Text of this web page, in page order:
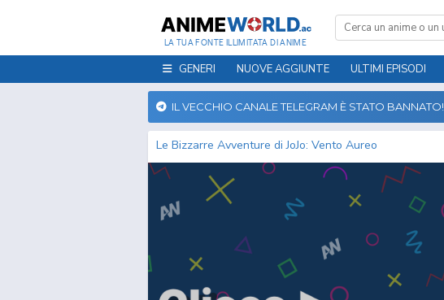
LA TUA FONTE ILLIMITATA DI ANIME
GENERI NUOVE AGGIUNTE ULTIMI EPISODI
IL VECCHIO CANALE TELEGRAM È STATO BANNATO!
Le Bizzarre Avventure di JoJo: Vento Aureo